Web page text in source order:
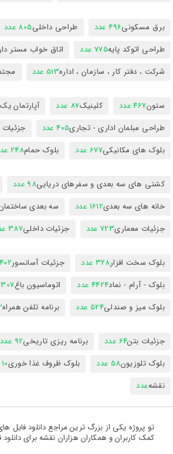
برق مسکونی496 عدد طراحی داخلی805 عدد
طراحی اتوکد پایه775 عدد اتاق خواب مستر دار
شرکت ، دفتر کار ، سازمان ، اداره513 عدد
ستون467 عدد کلینیک87 عدد آپارتمان
طراحی مبلمان اداری - تجاری405 عدد جزئیات
بلوک های مکانیکی677 عدد بلوک حمام248 عدد
کشتی های سه بعدی و سفرهای دریایی98 عدد
خانه های سه بعدی1612 عدد سه بعدی
جزئیات معماری723 عدد جزئیات داخلی387 عدد
بلوک سخت افزار328 عدد جزئیات آسانسور402 عدد
بلوک - آرام - نماد4424 عدد اتوماسیون باغ307 عدد
بلوک میز و صندلی524 عدد برنامه تلفن همراه
جزئیات بتن64 عدد برنامه ریزی تاریخی92 عدد
بلوک تلوزیون58 عدد بلوک ظروف غذا خوری10 عدد
نقشهعدد
کمک کاربران و همکاران هزاران نقشه برای دانلود